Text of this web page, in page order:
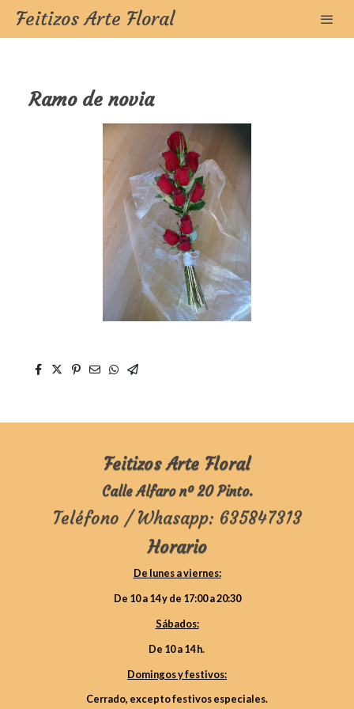
Feitizos Arte Floral
Ramo de novia
Feitizos Arte Floral
Calle Alfaro nº 20 Pinto.
Teléfono / Whasapp: 635847313
Horario
De lunes a viernes:
De 10 a 14 y de 17:00 a 20:30
Sábados:
De 10 a 14 h.
Domingos y festivos:
Cerrado, excepto festivos especiales.